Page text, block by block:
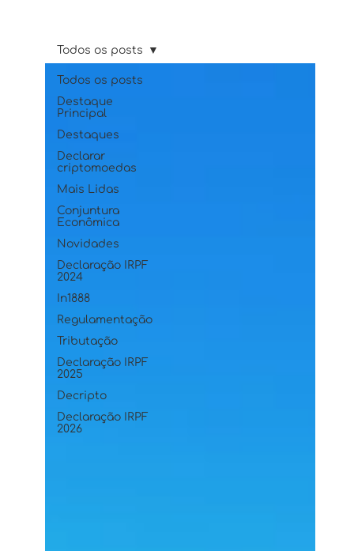
Todos os posts
Destaque
Principal
Destaques
Declarar
criptomoedas
Mais Lidas
Conjuntura
Econômica
Novidades
Declaração IRPF
2024
In1888
Regulamentação
Tributação
Declaração IRPF
2025
Decripto
Declaração IRPF
2026
Todos os posts